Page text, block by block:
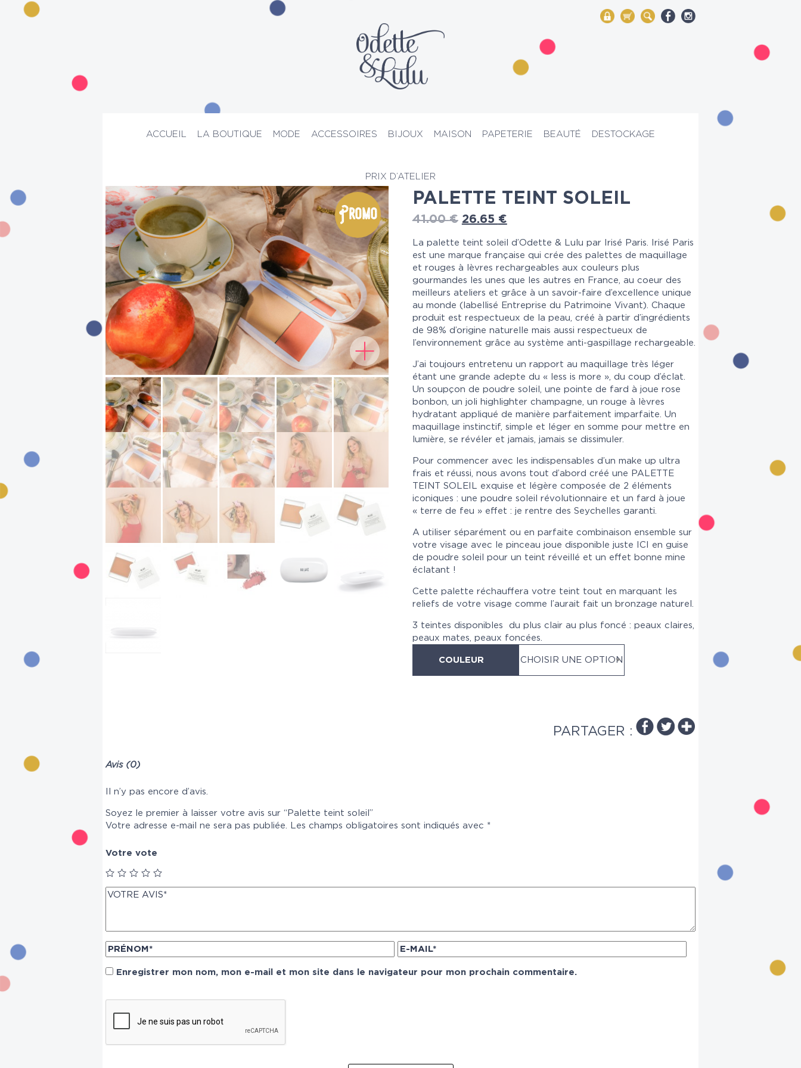
My Account
Mon panier
Rechercher
ACCUEIL LA BOUTIQUE MODE ACCESSOIRES BIJOUX MAISON PAPETERIE BEAUTÉ DESTOCKAGE
PRIX D’ATELIER
Promo
PALETTE TEINT SOLEIL
41.00€ 26.65 €
La palette teint soleil d’Odette & Lulu par Irisé Paris. Irisé Paris
est une marque française qui crée des palettes de maquillage
et rouges à lèvres rechargeables aux couleurs plus
gourmandes les unes que les autres en France, au coeur des
meilleurs ateliers et grâce à un savoir-faire d’excellence unique
au monde (labellisé Entreprise du Patrimoine Vivant). Chaque
produit est respectueux de la peau, créé à partir d’ingrédients
de 98% d’origine naturelle mais aussi respectueux de
l’environnement grâce au système anti-gaspillage rechargeable.
J’ai toujours entretenu un rapport au maquillage très léger
étant une grande adepte du « less is more », du coup d’éclat.
Un soupçon de poudre soleil, une pointe de fard à joue rose
bonbon, un joli highlighter champagne, un rouge à lèvres
hydratant appliqué de manière parfaitement imparfaite. Un
maquillage instinctif, simple et léger en somme pour mettre en
lumière, se révéler et jamais, jamais se dissimuler.
Pour commencer avec les indispensables d’un make up ultra
frais et réussi, nous avons tout d’abord créé une PALETTE
TEINT SOLEIL exquise et légère composée de 2 éléments
iconiques : une poudre soleil révolutionnaire et un fard à joue
« terre de feu » effet : je rentre des Seychelles garanti.
A utiliser séparément ou en parfaite combinaison ensemble sur
votre visage avec le pinceau joue disponible juste
ICI
en guise
de poudre soleil pour un teint réveillé et un effet bonne mine
éclatant !
Cette palette réchauffera votre teint tout en marquant les
reliefs de votre visage comme l’aurait fait un bronzage naturel.
3 teintes disponibles du plus clair au plus foncé : peaux claires,
peaux mates, peaux foncées.
COULEUR CHOISIR UNE OPTION
PARTAGER :
Avis (0)
Il n’y pas encore d’avis.
Soyez le premier à laisser votre avis sur “Palette teint soleil”
Votre adresse e-mail ne sera pas publiée. Les champs obligatoires sont indiqués avec *
Votre vote
Enregistrer mon nom, mon e-mail et mon site dans le navigateur pour mon prochain commentaire.